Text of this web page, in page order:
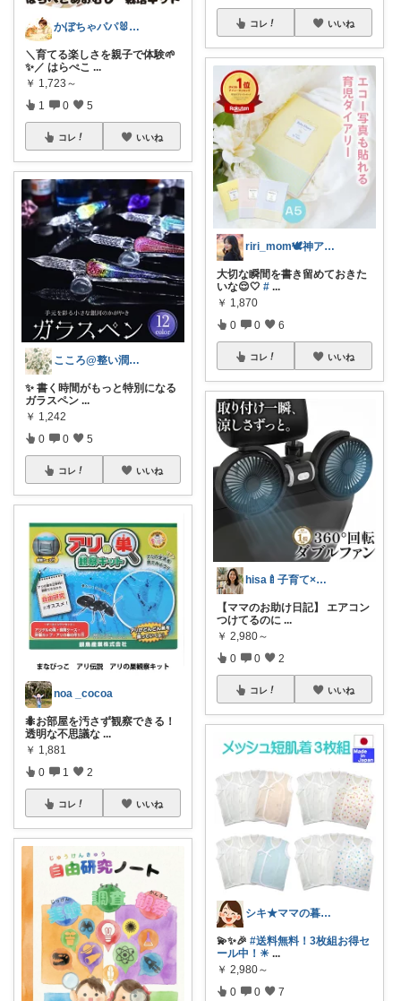
かぼちゃパパ🐰経由購入感謝です♪
＼育てる楽しさを親子で体験🌱
✨／ はらぺこ ...
￥ 1,723～
1 0 5
コレ いいね
こころ@整い潤う生活
✨ 書く時間がもっと特別になる
ガラスペン ...
￥ 1,242
0 0 5
コレ いいね
noa _cocoa
🐜お部屋を汚さず観察できる！
透明な不思議な ...
￥ 1,881
0 1 2
コレ いいね
コレ いいね
riri_mom🕊️神アイテム✨
大切な瞬間を書き留めておきた
いな😌🤍 # ...
￥ 1,870
0 0 6
コレ いいね
hisa🍼子育て×大人可愛いお気に入り
【ママのお助け日記】 エアコン
つけてるのに ...
￥ 2,980～
0 0 2
コレ いいね
シキ★ママの暮らし、キッズ
💫✨🎉 #送料無料！3枚組お得セ
ール中！☀ ...
￥ 2,980～
0 0 7